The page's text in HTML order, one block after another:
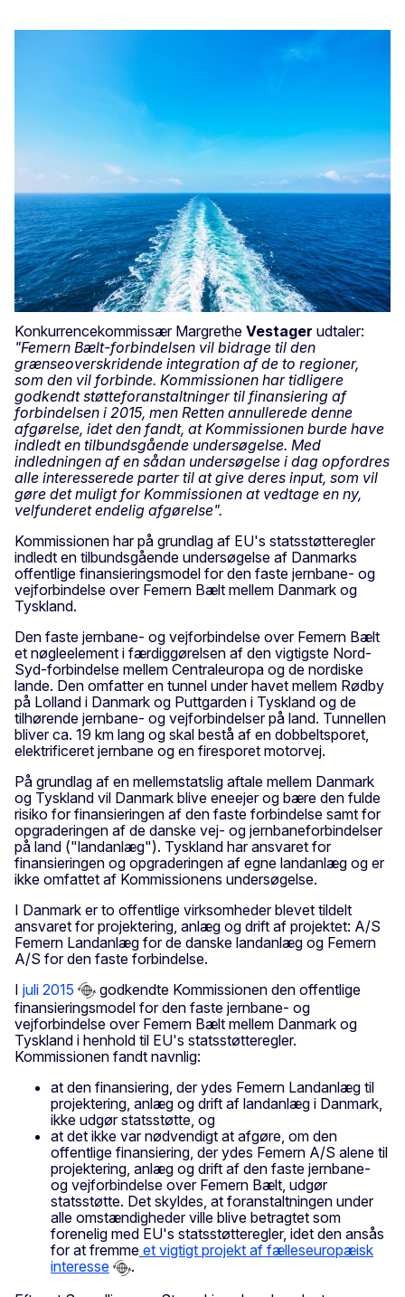
Konkurrencekommissær Margrethe Vestager udtaler:
"Femern Bælt-forbindelsen vil bidrage til den
grænseoverskridende integration af de to regioner,
som den vil forbinde. Kommissionen har tidligere
godkendt støtteforanstaltninger til finansiering af
forbindelsen i 2015, men Retten annullerede denne
afgørelse, idet den fandt, at Kommissionen burde have
indledt en tilbundsgående undersøgelse. Med
indledningen af en sådan undersøgelse i dag opfordres
alle interesserede parter til at give deres input, som vil
gøre det muligt for Kommissionen at vedtage en ny,
velfunderet endelig afgørelse".
Kommissionen har på grundlag af EU's statsstøtteregler
indledt en tilbundsgående undersøgelse af Danmarks
offentlige finansieringsmodel for den faste jernbane- og
vejforbindelse over Femern Bælt mellem Danmark og
Tyskland.
Den faste jernbane- og vejforbindelse over Femern Bælt
et nøgleelement i færdiggørelsen af den vigtigste Nord-
Syd-forbindelse mellem Centraleuropa og de nordiske
lande. Den omfatter en tunnel under havet mellem Rødby
på Lolland i Danmark og Puttgarden i Tyskland og de
tilhørende jernbane- og vejforbindelser på land. Tunnellen
bliver ca. 19 km lang og skal bestå af en dobbeltsporet,
elektrificeret jernbane og en firesporet motorvej.
På grundlag af en mellemstatslig aftale mellem Danmark
og Tyskland vil Danmark blive eneejer og bære den fulde
risiko for finansieringen af den faste forbindelse samt for
opgraderingen af de danske vej- og jernbaneforbindelser
på land ("landanlæg"). Tyskland har ansvaret for
finansieringen og opgraderingen af egne landanlæg og er
ikke omfattet af Kommissionens undersøgelse.
I Danmark er to offentlige virksomheder blevet tildelt
ansvaret for projektering, anlæg og drift af projektet: A/S
Femern Landanlæg for de danske landanlæg og Femern
A/S for den faste forbindelse.
I juli 2015
godkendte Kommissionen den offentlige
finansieringsmodel for den faste jernbane- og
vejforbindelse over Femern Bælt mellem Danmark og
Tyskland i henhold til EU's statsstøtteregler.
Kommissionen fandt navnlig:
at den finansiering, der ydes Femern Landanlæg til
projektering, anlæg og drift af landanlæg i Danmark,
ikke udgør statsstøtte, og
at det ikke var nødvendigt at afgøre, om den
offentlige finansiering, der ydes Femern A/S alene til
projektering, anlæg og drift af den faste jernbane-
og vejforbindelse over Femern Bælt, udgør
statsstøtte. Det skyldes, at foranstaltningen under
alle omstændigheder ville blive betragtet som
forenelig med EU's statsstøtteregler, idet den ansås
for at fremme et vigtigt projekt af fælleseuropæisk
interesse
.